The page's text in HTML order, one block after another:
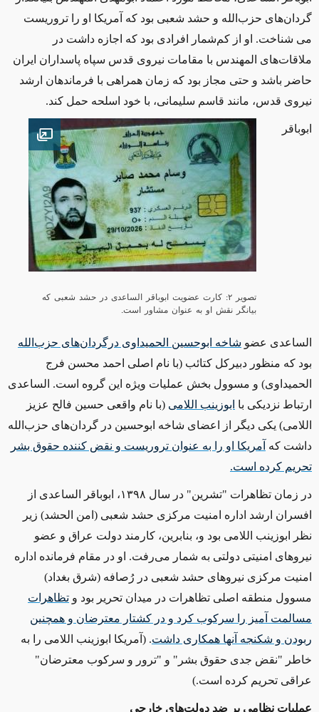
گردان‌های حزب‌الله و حشد شعبی بود که آمریکا او را تروریست
می شناخت. او از کم‌شمار افرادی بود که اجازه داشت در
ملاقات‌های المهندس با مقامات نیروی قدس سپاه پاسداران ایران
حاضر باشد و حتی مجاز بود که زمان همراهی با فرماندهان ارشد
نیروی قدس، مانند قاسم سلیمانی، با خود اسلحه حمل کند.
image
تصویر ۲: کارت عضویت ابوباقر الساعدی در حشد شعبی که
بیانگر نقش او به عنوان مشاور است.
ابوباقر
الساعدی عضو شاخه ابوحسین الحمیداوی درگردان‌های حزب‌الله
بود که منظور دبیرکل کتائب (با نام اصلی احمد محسن فرج
الحمیداوی) و مسوول بخش عملیات ویژه این گروه است. الساعدی
ارتباط نزدیکی با ابوزینب اللامی (با نام واقعی حسین فالح عزیز
اللامی) یکی دیگر از اعضای شاخه ابوحسین در گردان‌های حزب‌الله
داشت که آمریکا او را به عنوان تروریست و نقض کننده حقوق بشر
تحریم کرده است.
در زمان تظاهرات "تشرین" در سال ۱۳۹۸، ابوباقر الساعدی از
افسران ارشد اداره امنیت مرکزی حشد شعبی (امن الحشد) زیر
نظر ابوزینب اللامی بود و، بنابرین، کارمند دولت عراق و عضو
نیروهای امنیتی دولتی به شمار می‌رفت. او در مقام فرمانده اداره
امنیت مرکزی نیروهای حشد شعبی در رُصافه (شرق بغداد)
مسوول منطقه اصلی تظاهرات در میدان تحریر بود و تظاهرات
مسالمت آمیز را سرکوب کرد و در کشتار معترضان و همچنین
ربودن و شکنجه آنها همکاری داشت. (آمریکا ابوزینب اللامی را به
خاطر "نقض جدی حقوق بشر" و "ترور و سرکوب معترضان"
عراقی تحریم کرده است.)
عملیات نظامی بر ضد دولت‌های خارجی